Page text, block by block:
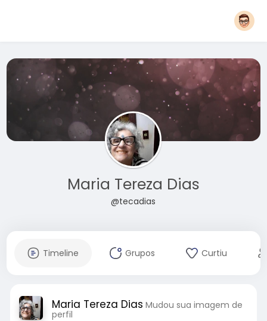
Maria Tereza Dias
@tecadias
Timeline Grupos Curtiu
Maria Tereza Dias Mudou sua imagem de
perfil